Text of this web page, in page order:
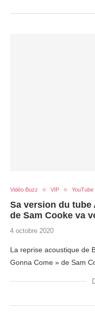
Vidéo Buzz VIP YouTube
Sa version du tube
de Sam Cooke va
4 octobre 2020
La reprise acoustique de
Gonna Come » de Sam